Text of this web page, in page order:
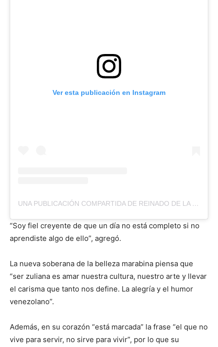
Ver esta publicación en Instagram
UNA PUBLICACIÓN COMPARTIDA DE REINADO DE LA FERIA INTERNACIONAL DE LA CHIQUINQUIRÁ (@REINADOFERIACHIQUINQUIRA)
“Soy fiel creyente de que un día no está completo si no
aprendiste algo de ello”, agregó.
La nueva soberana de la belleza marabina piensa que
“ser zuliana es amar nuestra cultura, nuestro arte y llevar
el carisma que tanto nos define. La alegría y el humor
venezolano”.
Además, en su corazón “está marcada” la frase “el que no
vive para servir, no sirve para vivir”, por lo que su